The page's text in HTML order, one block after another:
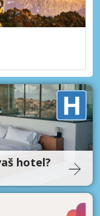
hotel?